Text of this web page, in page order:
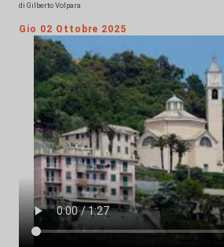
di Gilberto Volpara
Gio 02 Ottobre 2025